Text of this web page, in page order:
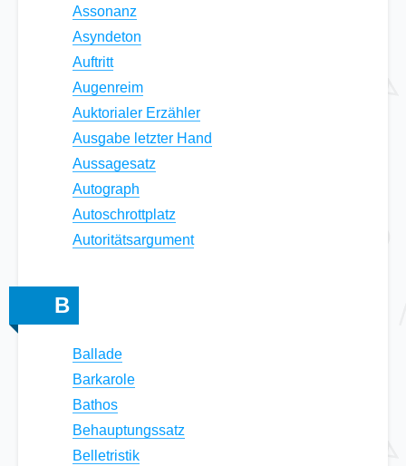
Assonanz
Asyndeton
Auftritt
Augenreim
Auktorialer Erzähler
Ausgabe letzter Hand
Aussagesatz
Autograph
Autoschrottplatz
Autoritätsargument
B
Ballade
Barkarole
Bathos
Behauptungssatz
Belletristik